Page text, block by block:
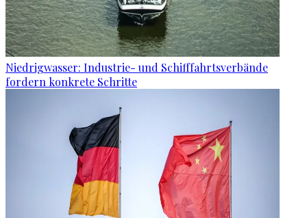
Niedrigwasser: Industrie- und Schifffahrtsverbände
fordern konkrete Schritte